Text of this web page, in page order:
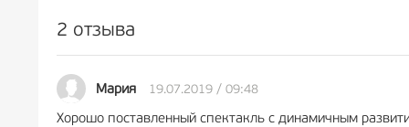
2 отзыва
Мария 19.07.2019 / 09:48
Хорошо поставленный спектакль с динамичным